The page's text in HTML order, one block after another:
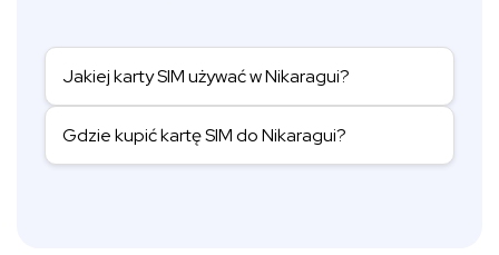
Jakiej karty SIM używać w Nikaragui?
Gdzie kupić kartę SIM do Nikaragui?